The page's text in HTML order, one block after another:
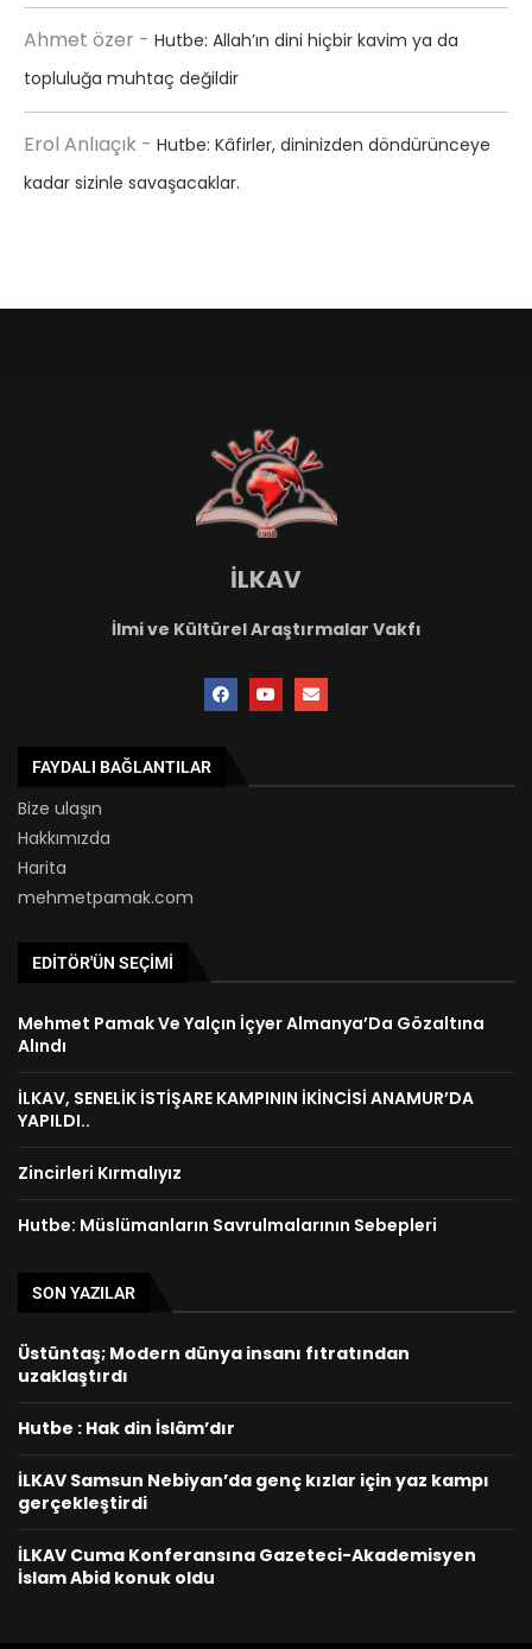
Ahmet özer - Hutbe: Allah’ın dini hiçbir kavim ya da
topluluğa muhtaç değildir
Erol Anlıaçık - Hutbe: Kâfirler, dininizden döndürünceye
kadar sizinle savaşacaklar.
İLKAV
İlmi ve Kültürel Araştırmalar Vakfı
FAYDALI BAĞLANTILAR
Bize ulaşın
Hakkımızda
Harita
mehmetpamak.com
EDITÖR'ÜN SEÇIMI
Mehmet Pamak Ve Yalçın İçyer Almanya’Da Gözaltına
Alındı
İLKAV, SENELİK İSTİŞARE KAMPININ İKİNCİSİ ANAMUR’DA
YAPILDI..
Zincirleri Kırmalıyız
Hutbe: Müslümanların Savrulmalarının Sebepleri
SON YAZILAR
Üstüntaş; Modern dünya insanı fıtratından
uzaklaştırdı
Hutbe : Hak din İslâm’dır
İLKAV Samsun Nebiyan’da genç kızlar için yaz kampı
gerçekleştirdi
İLKAV Cuma Konferansına Gazeteci-Akademisyen
İslam Abid konuk oldu